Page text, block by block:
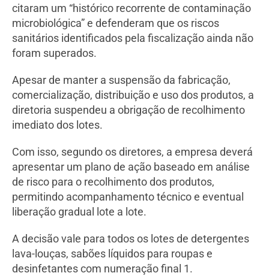
citaram um “histórico recorrente de contaminação
microbiológica” e defenderam que os riscos
sanitários identificados pela fiscalização ainda não
foram superados.
Apesar de manter a suspensão da fabricação,
comercialização, distribuição e uso dos produtos, a
diretoria suspendeu a obrigação de recolhimento
imediato dos lotes.
Com isso, segundo os diretores, a empresa deverá
apresentar um plano de ação baseado em análise
de risco para o recolhimento dos produtos,
permitindo acompanhamento técnico e eventual
liberação gradual lote a lote.
A decisão vale para todos os lotes de detergentes
lava-louças, sabões líquidos para roupas e
desinfetantes com numeração final 1.